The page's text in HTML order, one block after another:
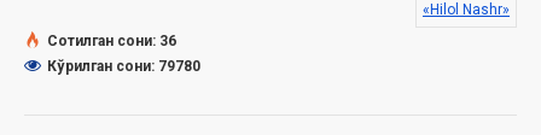
«Hilol Nashr»
Сотилган сони: 36
Кўрилган сони: 79780